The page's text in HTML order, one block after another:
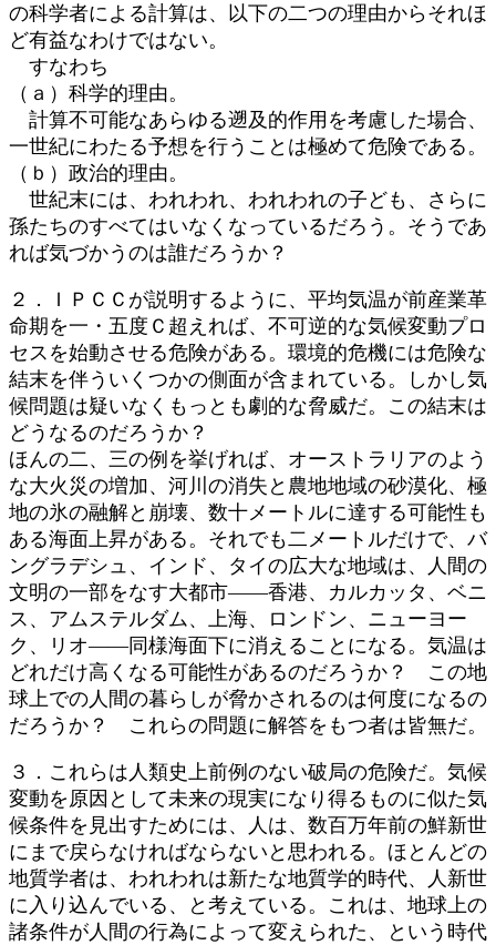
の科学者による計算は、以下の二つの理由からそれほ
ど有益なわけではない。
すなわち
（ａ）科学的理由。
計算不可能なあらゆる遡及的作用を考慮した場合、
一世紀にわたる予想を行うことは極めて危険である。
（ｂ）政治的理由。
世紀末には、われわれ、われわれの子ども、さらに
孫たちのすべてはいなくなっているだろう。そうであ
れば気づかうのは誰だろうか？
２．ＩＰＣＣが説明するように、平均気温が前産業革
命期を一・五度Ｃ超えれば、不可逆的な気候変動プロ
セスを始動させる危険がある。環境的危機には危険な
結末を伴ういくつかの側面が含まれている。しかし気
候問題は疑いなくもっとも劇的な脅威だ。この結末は
どうなるのだろうか？
ほんの二、三の例を挙げれば、オーストラリアのよう
な大火災の増加、河川の消失と農地地域の砂漠化、極
地の氷の融解と崩壊、数十メートルに達する可能性も
ある海面上昇がある。それでも二メートルだけで、バ
ングラデシュ、インド、タイの広大な地域は、人間の
文明の一部をなす大都市――香港、カルカッタ、ベニ
ス、アムステルダム、上海、ロンドン、ニューヨー
ク、リオ――同様海面下に消えることになる。気温は
どれだけ高くなる可能性があるのだろうか？ この地
球上での人間の暮らしが脅かされるのは何度になるの
だろうか？ これらの問題に解答をもつ者は皆無だ。
３．これらは人類史上前例のない破局の危険だ。気候
変動を原因として未来の現実になり得るものに似た気
候条件を見出すためには、人は、数百万年前の鮮新世
にまで戻らなければならないと思われる。ほとんどの
地質学者は、われわれは新たな地質学的時代、人新世
に入り込んでいる、と考えている。これは、地球上の
諸条件が人間の行為によって変えられた、という時代